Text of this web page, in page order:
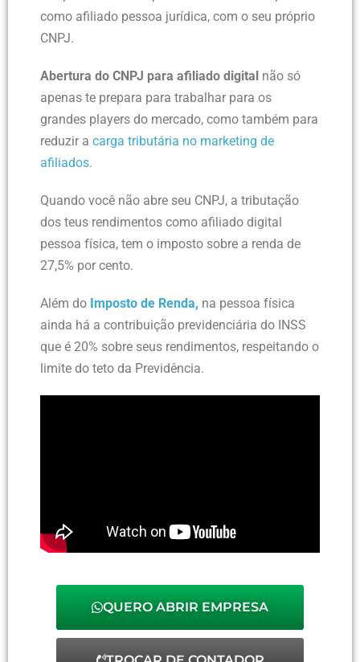
como afiliado pessoa jurídica, com o seu próprio
CNPJ.
Abertura do CNPJ para afiliado digital não só
apenas te prepara para trabalhar para os
grandes players do mercado, como também para
reduzir a carga tributária no marketing de
afiliados.
Quando você não abre seu CNPJ, a tributação
dos teus rendimentos como afiliado digital
pessoa física, tem o imposto sobre a renda de
27,5% por cento.
Além do Imposto de Renda, na pessoa física
ainda há a contribuição previdenciária do INSS
que é 20% sobre seus rendimentos, respeitando o
limite do teto da Previdência.
QUERO ABRIR EMPRESA